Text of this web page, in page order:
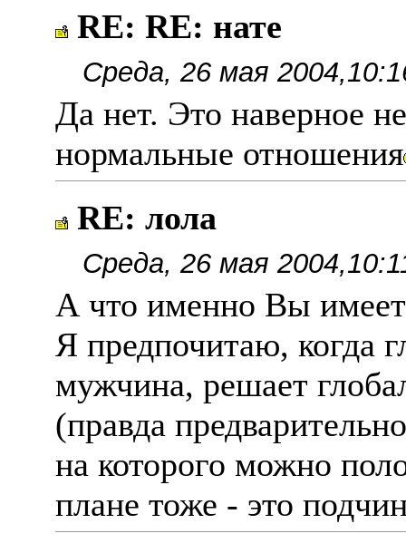
RE: RE: нате
Среда, 26 мая
Да нет. Это наверное
нормальные отношения
RE: лола
Среда, 26 мая
А что именно Вы
Я предпочитаю, когда
мужчина, решает
(правда
на которого можно
плане тоже - это